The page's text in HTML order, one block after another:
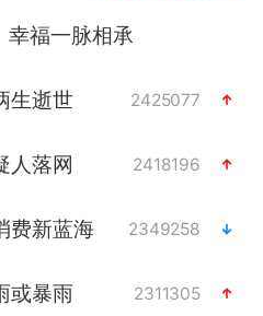
幸福一脉相承
生逝世 2425077
人落网 2418196
费新蓝海 2349258
或暴雨 2311305